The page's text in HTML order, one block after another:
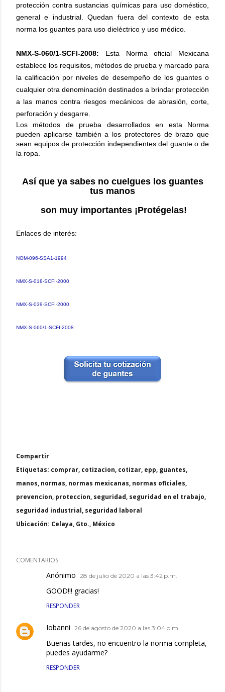
protección contra sustancias químicas para uso doméstico,
general e industrial. Quedan fuera del contexto de esta
norma los guantes para uso dieléctrico y uso médico.
NMX-S-060/1-SCFI-2008:
Esta Norma oficial Mexicana
establece los requisitos, métodos de prueba y marcado para
la calificación por niveles de desempeño de los guantes o
cualquier otra denominación destinados a brindar protección
a las manos contra riesgos mecánicos de abrasión, corte,
perforación y desgarre.
Los métodos de prueba desarrollados en esta Norma
pueden aplicarse también a los protectores de brazo que
sean equipos de protección independientes del guante o de
la ropa.
Así que ya sabes no cuelgues los guantes
tus manos
son muy importantes ¡Protégelas!
Enlaces de interés:
NOM-096-SSA1-1994
NMX-S-018-SCFI-2000
NMX-S-039-SCFI-2000
NMX-S-060/1-SCFI-2008
Compartir
Etiquetas: comprar cotizacion cotizar epp guantes
manos normas normas mexicanas normas oficiales
prevencion proteccion seguridad seguridad en el trabajo
seguridad industrial seguridad laboral
Ubicación: Celaya, Gto., México
COMENTARIOS
Anónimo 28 de julio de 2020 a las 3:42 p.m.
GOOD!!! gracias!
RESPONDER
Iobanni 26 de agosto de 2020 a las 3:04 p.m.
Buenas tardes, no encuentro la norma completa,
puedes ayudarme?
RESPONDER